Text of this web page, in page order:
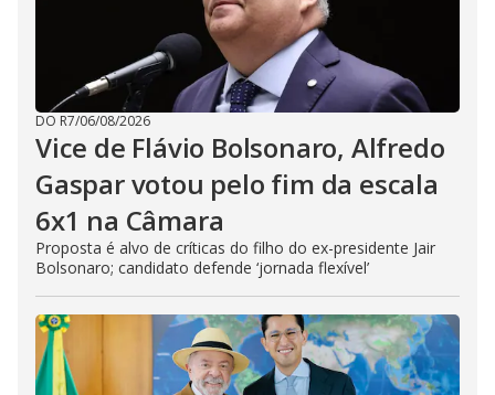
DO R7/06/08/2026
Vice de Flávio Bolsonaro, Alfredo
Gaspar votou pelo fim da escala
6x1 na Câmara
Proposta é alvo de críticas do filho do ex-presidente Jair
Bolsonaro; candidato defende ‘jornada flexível’